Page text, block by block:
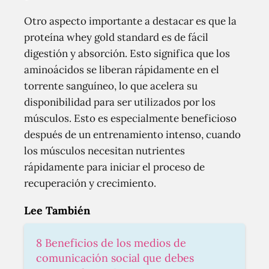
Otro aspecto importante a destacar es que la
proteína whey gold standard es de fácil
digestión y absorción. Esto significa que los
aminoácidos se liberan rápidamente en el
torrente sanguíneo, lo que acelera su
disponibilidad para ser utilizados por los
músculos. Esto es especialmente beneficioso
después de un entrenamiento intenso, cuando
los músculos necesitan nutrientes
rápidamente para iniciar el proceso de
recuperación y crecimiento.
Lee También
8 Beneficios de los medios de
comunicación social que debes